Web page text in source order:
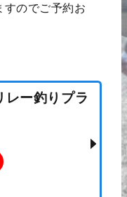
すのでご予約お
リレー釣りプラ